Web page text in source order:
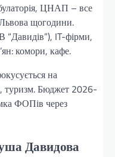
ЦНАП – все
щогодини.
“Давидів”), IT-фірми,
комори, кафе.
на
туризм. Бюджет 2026-
ФОПів через
Давидова